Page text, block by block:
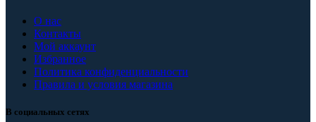
О нас
Контакты
Мой аккаунт
Избранное
Политика конфиденциальности
Правила и условия магазина
В социальных сетях